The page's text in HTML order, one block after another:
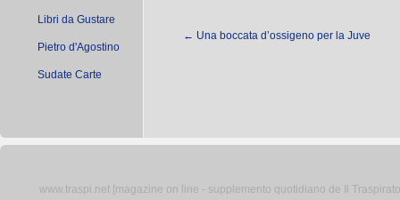
Libri da Gustare
Pietro d'Agostino
Sudate Carte
← Una boccata d’ossigeno per la Juve
www.traspi.net [magazine on line - supplemento quotidiano de Il